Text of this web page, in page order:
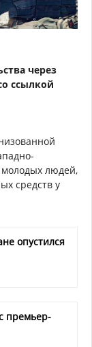
через
ссылкой
молодых людей,
средств у
опустился
премьер-